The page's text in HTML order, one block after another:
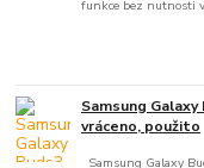
funkce bez nutnosti
Samsung
vráceno, použito
Samsung Galaxy